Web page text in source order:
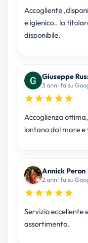
Accogliente
e igienico.. la
disponibile.
Giuseppe
3 anni fa su
Accoglienza
lontano dal mare e
Annick Peron
2 anni fa su
Servizio eccellente
assortimento.